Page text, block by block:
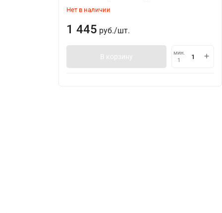
Нет в наличии
1 445 руб./шт.
В корзину
мин.
1